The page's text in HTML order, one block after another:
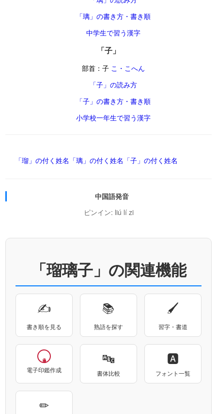
「璃」の書き方・書き順
中学生で習う漢字
「子」
部首：子 こ・こへん
「子」の読み方
「子」の書き方・書き順
小学校一年生で習う漢字
「瑠」の付く姓名 「璃」の付く姓名 「子」の付く姓名
中国語発音
ピンイン: liú lí zi
「瑠璃子」の関連機能
✍
書き順を見る
📚
熟語を探す
🖌
習字・書道
電子印鑑作成
🔤
書体比較
🅰
フォント一覧
✏